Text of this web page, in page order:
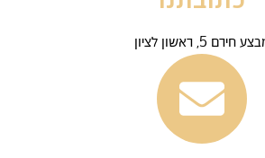
חירם 5, ראשון לציון